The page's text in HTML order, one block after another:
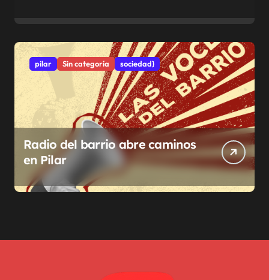
pilar Sin categoría sociedad}
Radio del barrio abre caminos
en Pilar